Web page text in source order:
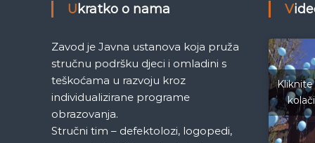
i
g
a
c
i
Ukratko o nama
Zavod je Javna ustanova koja pruža
stručnu podršku djeci i omladini s
teškoćama u razvoju kroz
individualizirane programe
obrazovanja.
Stručni tim – defektolozi, logopedi,